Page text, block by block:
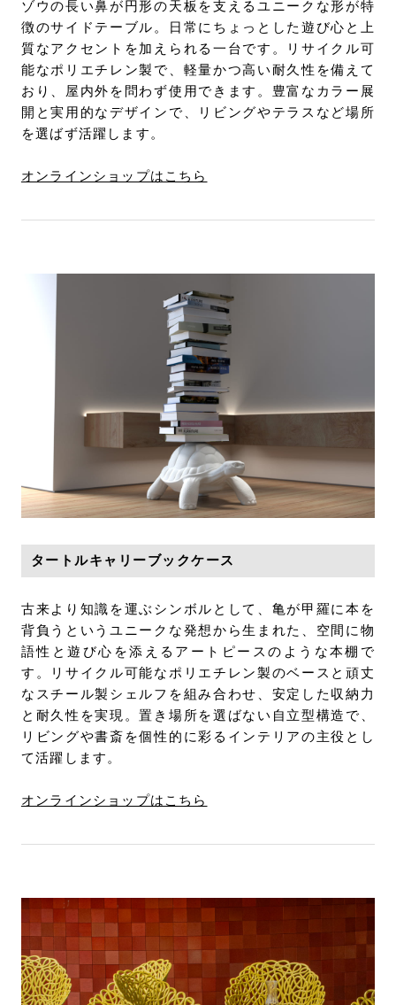
ゾウの長い鼻が円形の天板を支えるユニークな形が特
徴のサイドテーブル。日常にちょっとした遊び心と上
質なアクセントを加えられる一台です。リサイクル可
能なポリエチレン製で、軽量かつ高い耐久性を備えて
おり、屋内外を問わず使用できます。豊富なカラー展
開と実用的なデザインで、リビングやテラスなど場所
を選ばず活躍します。
オンラインショップはこちら
タートルキャリーブックケース
古来より知識を運ぶシンボルとして、亀が甲羅に本を
背負うというユニークな発想から生まれた、空間に物
語性と遊び心を添えるアートピースのような本棚で
す。リサイクル可能なポリエチレン製のベースと頑丈
なスチール製シェルフを組み合わせ、安定した収納力
と耐久性を実現。置き場所を選ばない自立型構造で、
リビングや書斎を個性的に彩るインテリアの主役とし
て活躍します。
オンラインショップはこちら